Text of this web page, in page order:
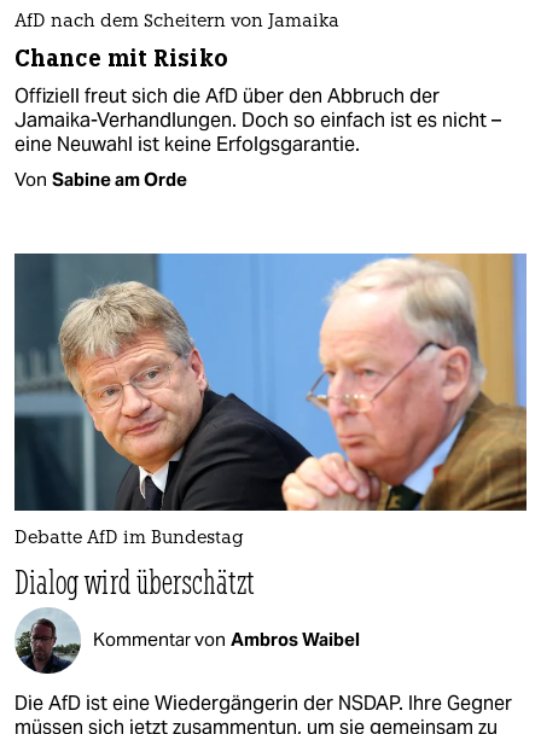
AfD nach dem Scheitern von Jamaika
Chance mit Risiko
Offiziell freut sich die AfD über den Abbruch der
Jamaika-Verhandlungen. Doch so einfach ist es nicht –
eine Neuwahl ist keine Erfolgsgarantie.
Von Sabine am Orde
Debatte AfD im Bundestag
Dialog wird überschätzt
Kommentar von Ambros Waibel
Die AfD ist eine Wiedergängerin der NSDAP. Ihre Gegner
müssen sich jetzt zusammentun, um sie gemeinsam zu